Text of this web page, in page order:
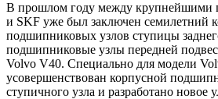
В прошлом году между крупнейшими
и SKF уже был заключен семилетний
подшипниковых узлов ступицы
подшипниковые узлы передней
Volvo V40. Специально для модели
усовершенствован корпусной
ступичного узла и разработано новое